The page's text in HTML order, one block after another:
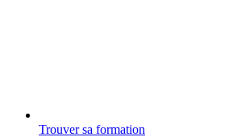
Trouver sa formation